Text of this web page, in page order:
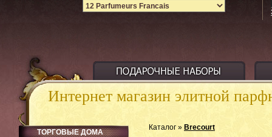
Интернет магазин элитной
Каталог » Brecourt
ТОРГОВЫЕ ДОМА